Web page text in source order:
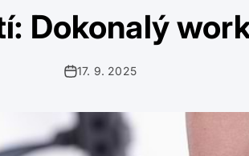
Dokonalý
17. 9. 2025